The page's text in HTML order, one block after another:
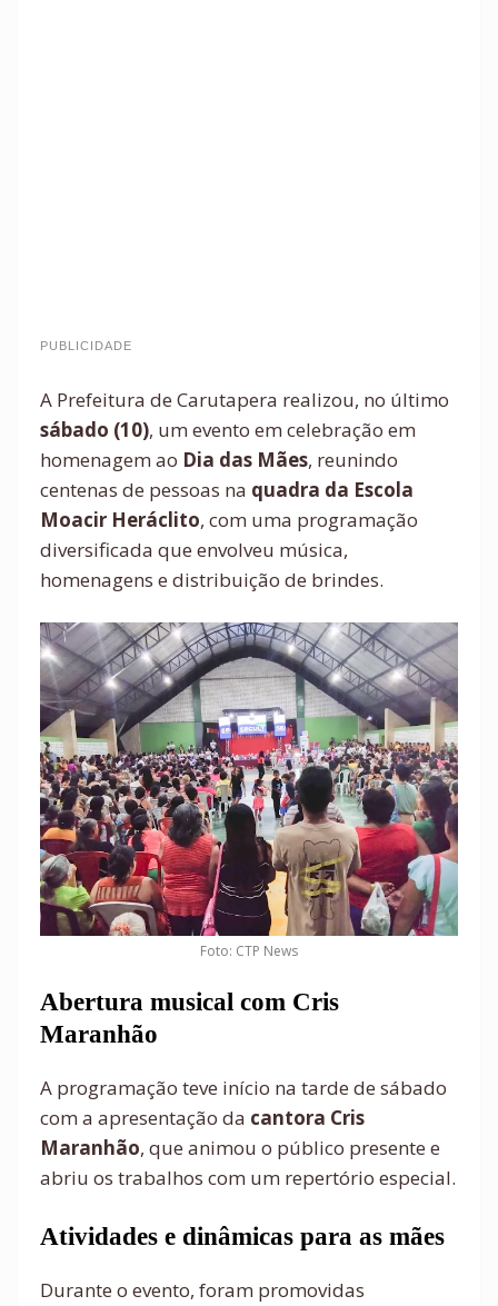
PUBLICIDADE
A Prefeitura de Carutapera realizou, no último
sábado (10), um evento em celebração em
homenagem ao Dia das Mães, reunindo
centenas de pessoas na quadra da Escola
Moacir Heráclito, com uma programação
diversificada que envolveu música,
homenagens e distribuição de brindes.
Foto: CTP News
Abertura musical com Cris
Maranhão
A programação teve início na tarde de sábado
com a apresentação da cantora Cris
Maranhão, que animou o público presente e
abriu os trabalhos com um repertório especial.
Atividades e dinâmicas para as mães
Durante o evento, foram promovidas